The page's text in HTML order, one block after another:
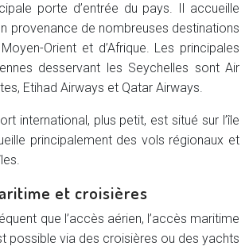
porte d’entrée du pays. Il accueille
provenance de nombreuses destinations
Orient et d’Afrique. Les principales
desservant les Seychelles sont Air
Etihad Airways et Qatar Airways.
international, plus petit, est situé sur l’île
principalement des vols régionaux et
et croisières
que l’accès aérien, l’accès maritime
possible via des croisières ou des yachts